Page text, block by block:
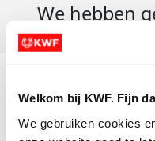
Welkom bij KWF. Fijn
We gebruiken cookies
We hebben
Actiematerialen
Evenementen